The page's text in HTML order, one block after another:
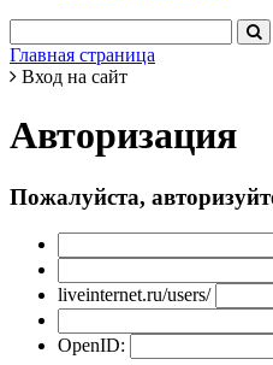
Главная страница
Вход на сайт
Авторизация
Пожалуйста,
liveinternet.ru/users/
OpenID: